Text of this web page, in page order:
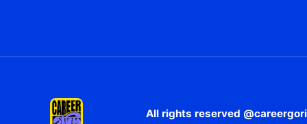
All rights reserved @careergori